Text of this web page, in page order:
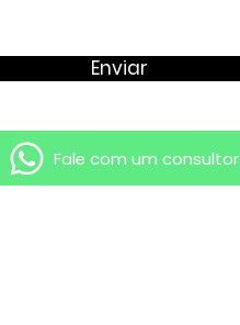
Enviar
Fale com um consultor